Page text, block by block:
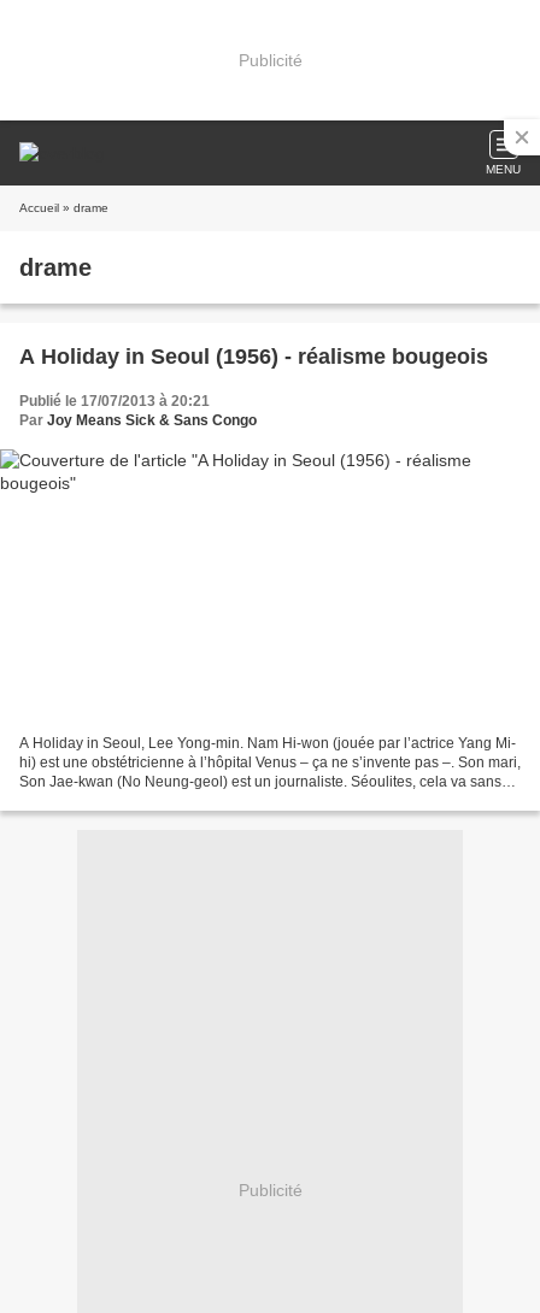
Publicité
MENU
Accueil » drame
drame
A Holiday in Seoul (1956) - réalisme bougeois
Publié le 17/07/2013 à 20:21
Par Joy Means Sick & Sans Congo
A Holiday in Seoul, Lee Yong-min. Nam Hi-won (jouée par l’actrice Yang Mi-
hi) est une obstétricienne à l’hôpital Venus – ça ne s’invente pas –. Son mari,
Son Jae-kwan (No Neung-geol) est un journaliste. Séoulites, cela va sans
Publicité